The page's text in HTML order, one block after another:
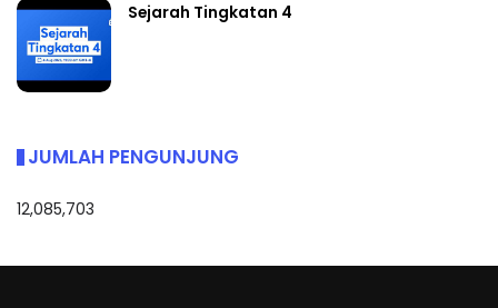
Sejarah Tingkatan 4
JUMLAH PENGUNJUNG
12,085,703